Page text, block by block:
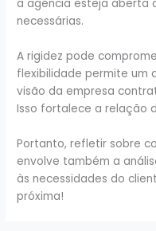
a agência esteja aberta
necessárias.
A rigidez pode
flexibilidade permite um
visão da empresa
Isso fortalece a relação
Portanto, refletir sobre
envolve também a
às necessidades do
próxima!